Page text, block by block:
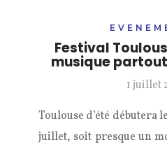
Festival
musique
1 juillet
Toulouse d’été débutera
juillet, soit presque un